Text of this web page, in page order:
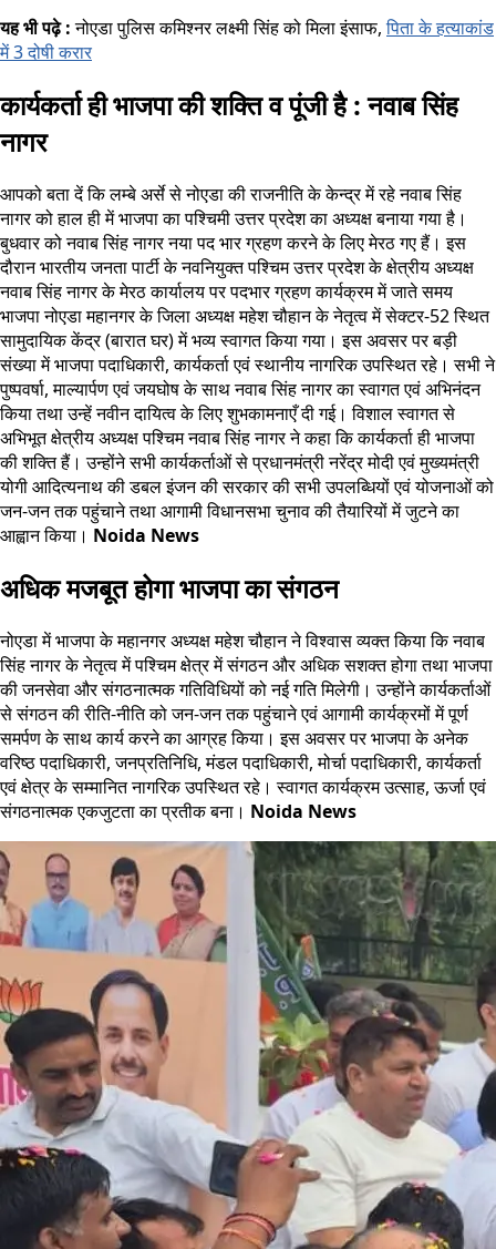
यह भी पढ़े :नोएडा पुलिस कमिश्नर लक्ष्मी सिंह को मिला इंसाफ,पिता के हत्याकांड
में 3 दोषी करार
कार्यकर्ता ही भाजपा की शक्ति वपूंजीहै : नवाब सिंह
नागर
आपको बता दें कि लम्बे अर्से से नोएडा की राजनीति के केन्द्र में रहे नवाब सिंह
नागर को हाल ही में भाजपा का पश्चिमी उत्तर प्रदेश का अध्यक्ष बनाया गया है।
बुधवार को नवाब सिंह नागर नया पद भार ग्रहण करने के लिए मेरठ गए हैं। इस
दौरान भारतीय जनता पार्टी के नवनियुक्त पश्चिम उत्तर प्रदेश के क्षेत्रीय अध्यक्ष
नवाब सिंह नागर के मेरठ कार्यालय पर पदभार ग्रहण कार्यक्रम में जाते समय
भाजपा नोएडा महानगर के जिला अध्यक्ष महेश चौहान के नेतृत्व में सेक्टर-52 स्थित
सामुदायिक केंद्र (बारात घर) में भव्य स्वागत किया गया। इस अवसर पर बड़ी
संख्या में भाजपा पदाधिकारी, कार्यकर्ता एवं स्थानीय नागरिक उपस्थित रहे। सभी ने
पुष्पवर्षा, माल्यार्पण एवं जयघोष के साथ नवाब सिंह नागर का स्वागत एवं अभिनंदन
किया तथा उन्हें नवीन दायित्व के लिए शुभकामनाएँ दी गई। विशाल स्वागत से
अभिभूत क्षेत्रीय अध्यक्ष पश्चिम नवाब सिंह नागर ने कहा कि कार्यकर्ता ही भाजपा
की शक्ति हैं। उन्होंने सभी कार्यकर्ताओं से प्रधानमंत्री नरेंद्र मोदी एवं मुख्यमंत्री
योगी आदित्यनाथ की डबल इंजन की सरकार की सभी उपलब्धियों एवं योजनाओं को
जन-जन तक पहुंचाने तथा आगामी विधानसभा चुनाव की तैयारियों में जुटने का
आह्वान किया। Noida News
अधिक मजबूत होगा भाजपा का संगठन
नोएडा में भाजपा के महानगर अध्यक्ष महेश चौहान ने विश्वास व्यक्त किया कि नवाब
सिंह नागर के नेतृत्व में पश्चिम क्षेत्र में संगठन और अधिक सशक्त होगा तथा भाजपा
की जनसेवा और संगठनात्मक गतिविधियों को नई गति मिलेगी। उन्होंने कार्यकर्ताओं
से संगठन की रीति-नीति को जन-जन तक पहुंचाने एवं आगामी कार्यक्रमों में पूर्ण
समर्पण के साथ कार्य करने का आग्रह किया। इस अवसर पर भाजपा के अनेक
वरिष्ठ पदाधिकारी, जनप्रतिनिधि, मंडल पदाधिकारी, मोर्चा पदाधिकारी, कार्यकर्ता
एवं क्षेत्र के सम्मानित नागरिक उपस्थित रहे। स्वागत कार्यक्रम उत्साह, ऊर्जा एवं
संगठनात्मक एकजुटता का प्रतीक बना। Noida News